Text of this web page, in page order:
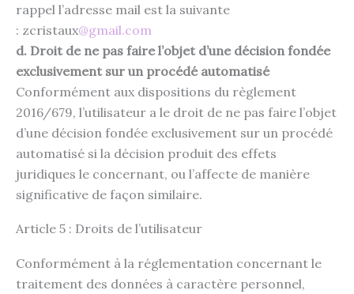
rappel l’adresse mail est la suivante
: zcristaux@gmail.com
d. Droit de ne pas faire l’objet d’une décision fondée
exclusivement sur un procédé automatisé
Conformément aux dispositions du règlement
2016/679, l’utilisateur a le droit de ne pas faire l’objet
d’une décision fondée exclusivement sur un procédé
automatisé si la décision produit des effets
juridiques le concernant, ou l’affecte de manière
significative de façon similaire.
Article 5 : Droits de l’utilisateur
Conformément à la réglementation concernant le
traitement des données à caractère personnel,